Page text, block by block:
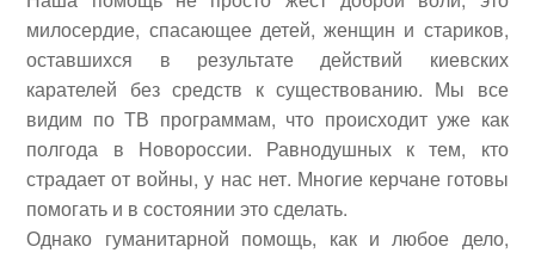
милосердие, спасающее детей, женщин и стариков,
оставшихся в результате действий киевских
карателей без средств к существованию. Мы все
видим по ТВ программам, что происходит уже как
полгода в Новороссии. Равнодушных к тем, кто
страдает от войны, у нас нет. Многие керчане готовы
помогать и в состоянии это сделать.
Однако гуманитарной помощь, как и любое дело,